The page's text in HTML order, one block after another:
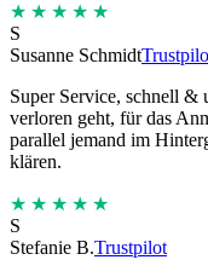
★★★★★
S
Susanne Schmidt
Super Service, schnell
verloren geht, für das
parallel jemand im
klären.
★★★★★
S
Stefanie B.Trustpilot